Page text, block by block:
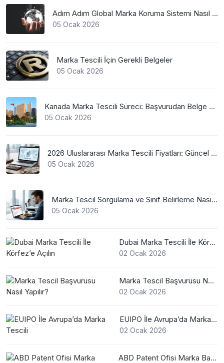
Adım Adım Global Marka Koruma Sistemi Nasıl Çalışır?
05 Ocak 2026
Marka Tescili İçin Gerekli Belgeler
05 Ocak 2026
Kanada Marka Tescili Süreci: Başvurudan Belge Alımına Kadar Her Şey
05 Ocak 2026
2026 Uluslararası Marka Tescili Fiyatları: Güncel WIPO Ücretleri
05 Ocak 2026
Marka Tescil Sorgulama ve Sınıf Belirleme Nasıl Yapılır?
05 Ocak 2026
Dubai Marka Tescili İle Körfez’e Açılın
02 Ocak 2026
Marka Tescil Başvurusu Nasıl Yapılır?
02 Ocak 2026
EUIPO İle Avrupa’da Marka Tescili
02 Ocak 2026
ABD Patent Ofisi Marka Başvurusu Nasıl Yapılır?